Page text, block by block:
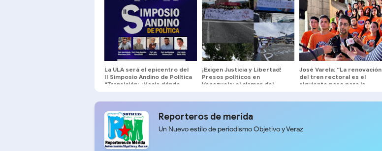
La ULA será el epicentro del
II Simposio Andino de Política
“Transición: ¿Hacia dónde
¡Exigen Justicia y Libertad!
Presos políticos en
Venezuela: el clamor del
José Varela: “La renovación
del tren rectoral es el
siguiente paso para la
Reporteros de merida
Un Nuevo estilo de periodismo Objetivo y Veraz